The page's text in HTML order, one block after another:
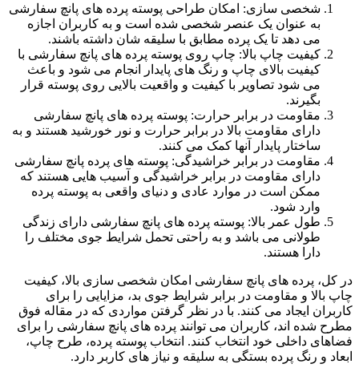
شخصی سازی: امکان طراحی پوسته پرده های پانچ سفارشی
به عنوان یک عنصر شخصی شده است و به کاربران اجازه
می دهد تا یک پرده مطابق با سلیقه شان داشته باشند.
کیفیت چاپ بالا: چاپ روی پوسته پرده های پانچ سفارشی با
کیفیت بالای چاپ و رنگ های پایدار انجام می شود و باعث
می شود تصاویر با کیفیت و واقعیت بالایی روی پوسته قرار
بگیرند.
مقاومت در برابر حرارت: پوسته پرده های پانچ سفارشی
دارای مقاومت بالا در برابر حرارت و نور خورشید هستند و به
ساختار پایدار آنها کمک می کنند.
مقاومت در برابر خراشیدگی: پوسته های پرده پانچ سفارشی
دارای مقاومت در برابر خراشیدگی و آسیب هایی هستند که
ممکن است در موارد عادی و دنیای واقعی به پوسته پرده
وارد شود.
طول عمر بالا: پوسته پرده های پانچ سفارشی دارای زندگی
طولانی می باشد و به راحتی تحمل شرایط جوی مختلف را
دارا هستند.
در کل، پرده های پانچ سفارشی امکان شخصی سازی بالا، کیفیت
چاپ بالا و مقاومت در برابر شرایط جوی بد، مزایایی را برای
کاربران ایجاد می کنند. با در نظر گرفتن مواردی که در مقاله فوق
مطرح شده اند، کاربران می توانند پرده های پانچ سفارشی را برای
فضاهای داخلی خود انتخاب کنند. انتخاب پوسته پرده، طرح چاپ،
ابعاد و رنگ پرده بستگی به سلیقه و نیاز های کاربر دارد.